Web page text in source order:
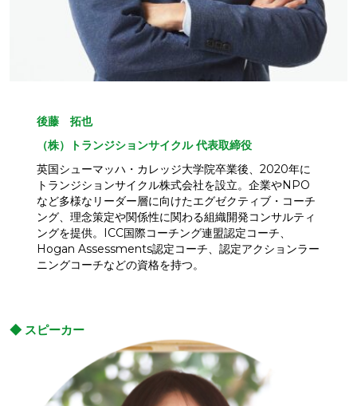
後藤 拓也
（株）トランジションサイクル 代表取締役
英国シューマッハ・カレッジ大学院卒業後、2020年に
トランジションサイクル株式会社を設立。企業やNPO
など多様なリーダー層に向けたエグゼクティブ・コーチ
ング、理念策定や関係性に関わる組織開発コンサルティ
ングを提供。ICC国際コーチング連盟認定コーチ、
Hogan Assessments認定コーチ、認定アクションラー
ニングコーチなどの資格を持つ。
◆ スピーカー